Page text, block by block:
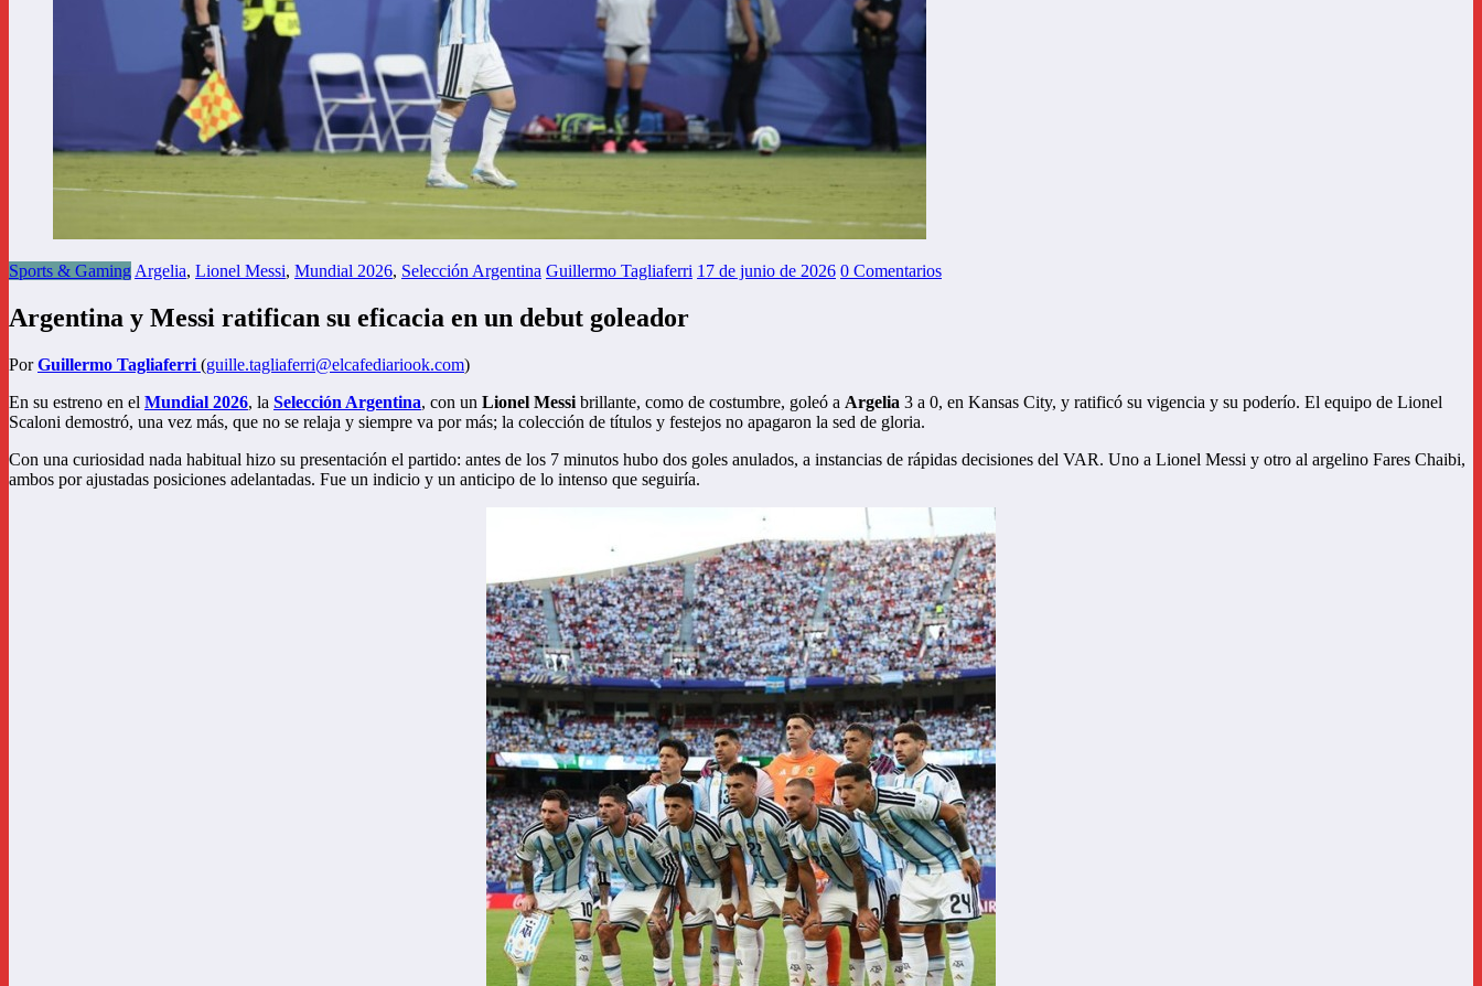
Sports & GamingArgelia, Lionel Messi, Mundial 2026, Selección Argentina Guillermo Tagliaferri 17 de junio de 2026 0 Comentarios
Argentina y Messi ratifican su eficacia en un debut goleador
PorGuillermo Tagliaferri (guille.tagliaferri@elcafediariook.com)
En su estreno en el Mundial 2026, la Selección Argentina, con un Lionel Messi brillante, como de costumbre, goleó a Argelia 3 a 0, en Kansas City, y ratificó su vigencia y su poderío. El equipo de Lionel
Scaloni demostró, una vez más, que no se relaja y siempre va por más; la colección de títulos y festejos no apagaron la sed de gloria.
Con una curiosidad nada habitual hizo su presentación el partido: antes de los 7 minutos hubo dos goles anulados, a instancias de rápidas decisiones del VAR. Uno a Lionel Messi y otro al argelino Fares Chaibi,
ambos por ajustadas posiciones adelantadas. Fue un indicio y un anticipo de lo intenso que seguiría.